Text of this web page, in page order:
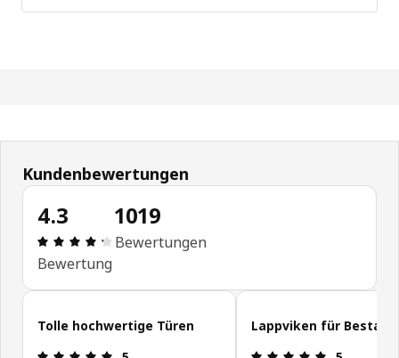
Kundenbewertungen
4.3
Bewertung: 4.3 von 5 Sterne Alle Bewertungen:
Bewertung
1019
Bewertungen
Kundenbewertungen überspringen
Tolle hochwertige Türen
Bewertung: 5 von 5 Sterne
Lappviken für Besta